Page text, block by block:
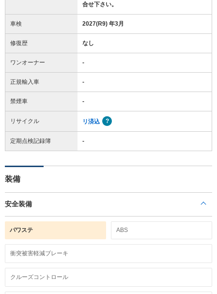
合せ下さい。
車検 2027(R9) 年3月
修復歴 なし
ワンオーナー -
正規輸入車 -
禁煙車 -
リサイクル リ済込
定期点検記録簿 -
装備
安全装備
パワステ ABS
衝突被害軽減ブレーキ
クルーズコントロール